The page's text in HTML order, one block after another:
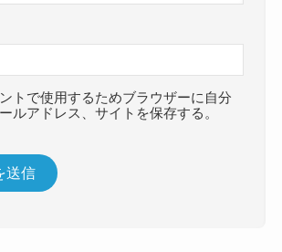
トで使用するためブラウザーに自分
ルアドレス、サイトを保存する。